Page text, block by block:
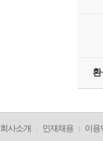
회사소개 인재채용 이용